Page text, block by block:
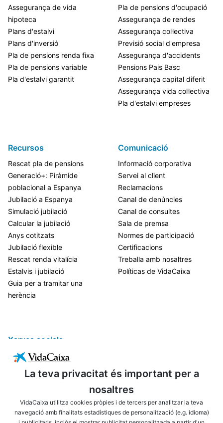
La teva privacitat és important per a
nosaltres
VidaCaixa utilitza cookies pròpies i de tercers per analitzar la teva
navegació amb finalitats estadístiques de personalització (e.g. idioma)
Assegurança de vida
hipoteca
Plans d'estalvi
Plans d'inversió
Pla de pensions renda fixa
Pla de pensions variable
Pla d'estalvi garantit
Pla de pensions d'ocupació
Assegurança de rendes
Assegurança col·lectiva
Previsió social d'empresa
Assegurança d'accidents
Pensions Pais Basc
Assegurança capital diferit
Assegurança vida col·lectiva
Pla d'estalvi empreses
Recursos
Rescat pla de pensions
Generació+: Piràmide
poblacional a Espanya
Jubilació a Espanya
Simulació jubilació
Calcular la jubilació
Anys cotitzats
Jubilació flexible
Rescat renda vitalícia
Estalvis i jubilació
Guia per a tramitar una
herència
Comunicació
Informació corporativa
Servei al client
Reclamacions
Canal de denúncies
Canal de consultes
Sala de premsa
Normes de participació
Certificacions
Treballa amb nosaltres
Políticas de VidaCaixa
Xarxes socials